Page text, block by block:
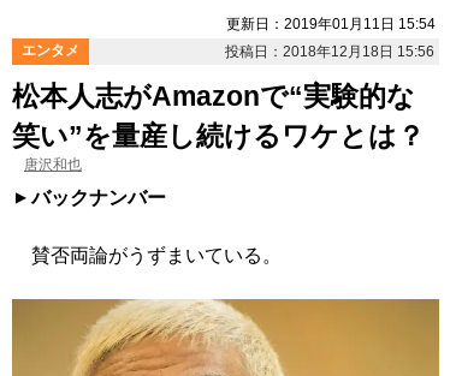
更新日：2019年01月11日 15:54
エンタメ
投稿日：2018年12月18日 15:56
松本人志がAmazonで“実験的な
笑い”を量産し続けるワケとは？
唐沢和也
バックナンバー
賛否両論がうずまいている。